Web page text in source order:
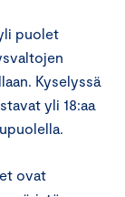
puolet
Kyselyssä
yli 18:aa
ovat